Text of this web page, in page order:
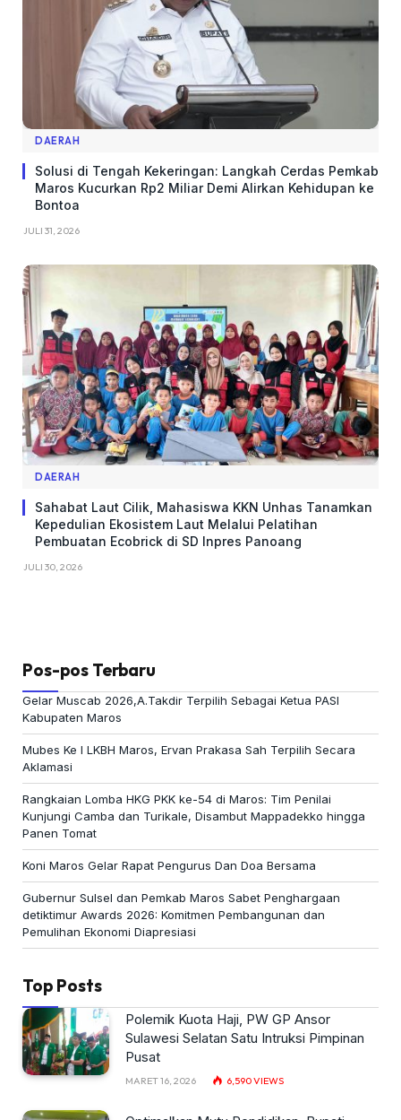
DAERAH
Solusi di Tengah Kekeringan: Langkah Cerdas Pemkab
Maros Kucurkan Rp2 Miliar Demi Alirkan Kehidupan ke
Bontoa
JULI 31, 2026
DAERAH
Sahabat Laut Cilik, Mahasiswa KKN Unhas Tanamkan
Kepedulian Ekosistem Laut Melalui Pelatihan
Pembuatan Ecobrick di SD Inpres Panoang
JULI 30, 2026
Pos-pos Terbaru
Gelar Muscab 2026,A.Takdir Terpilih Sebagai Ketua PASI
Kabupaten Maros
Mubes Ke I LKBH Maros, Ervan Prakasa Sah Terpilih Secara
Aklamasi
Rangkaian Lomba HKG PKK ke-54 di Maros: Tim Penilai
Kunjungi Camba dan Turikale, Disambut Mappadekko hingga
Panen Tomat
Koni Maros Gelar Rapat Pengurus Dan Doa Bersama
Gubernur Sulsel dan Pemkab Maros Sabet Penghargaan
detiktimur Awards 2026: Komitmen Pembangunan dan
Pemulihan Ekonomi Diapresiasi
Top Posts
Polemik Kuota Haji, PW GP Ansor
Sulawesi Selatan Satu Intruksi Pimpinan
Pusat
MARET 16, 2026 6,590VIEWS